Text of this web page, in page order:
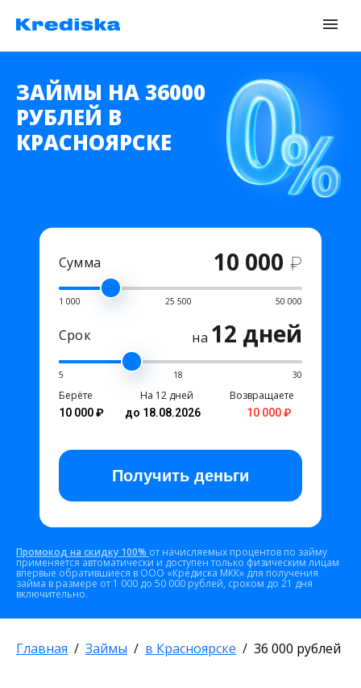
ЗАЙМЫ НА 36000
РУБЛЕЙ В
КРАСНОЯРСКЕ
Сумма 10 000 ₽
1 000 25 500 50 000
Срок на 12 дней
5 18 30
Берёте
10 000 ₽
На 12 дней
до 18.08.2026
Возвращаете
10 000 ₽
Получить деньги
Промокод на скидку 100% от начисляемых процентов по займу
применяется автоматически и доступен только физическим лицам
впервые обратившиеся в ООО «Кредиска МКК» для получения
займа в размере от 1 000 до 50 000 рублей, сроком до 21 дня
включительно.
Главная Займы в Красноярске 36 000 рублей